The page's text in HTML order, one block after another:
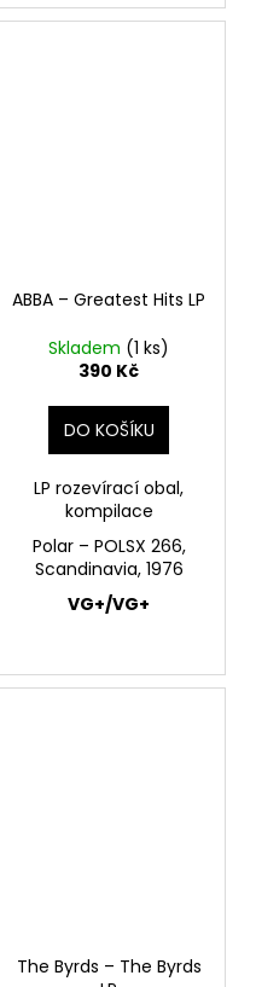
ABBA – Greatest Hits LP
Skladem (1 ks)
390 Kč
DO KOŠÍKU
LP rozevírací obal,
kompilace
Polar – POLSX 266,
Scandinavia, 1976
VG+/VG+
The Byrds ‎– The Byrds